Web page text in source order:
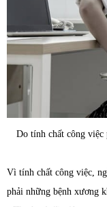
Do tính chất công việc
Vì tính chất công việc,
phải những bệnh xương